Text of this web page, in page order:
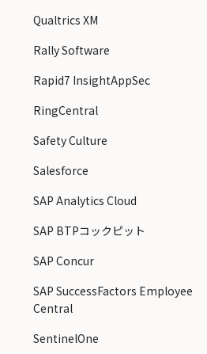
Qualtrics XM
Rally Software
Rapid7 InsightAppSec
RingCentral
Safety Culture
Salesforce
SAP Analytics Cloud
SAP BTPコックピット
SAP Concur
SAP SuccessFactors Employee
Central
SentinelOne